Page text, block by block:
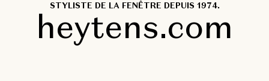
STYLISTE DE LA FENÊTRE DEPUIS 1974.
heytens.com